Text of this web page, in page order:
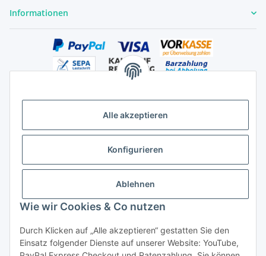
Alle akzeptieren
Konfigurieren
Ablehnen
Wie wir Cookies & Co nutzen
Durch Klicken auf „Alle akzeptieren“ gestatten Sie den
Einsatz folgender Dienste auf unserer Website: YouTube,
Informationen
Vertrag widerrufen